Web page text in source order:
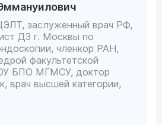
заслуженный врач РФ,
ДЗ г. Москвы по
членкор РАН,
факультетской
БПО МГМСУ, доктор
врач высшей категории,